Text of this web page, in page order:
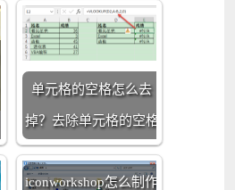
单元格的空格怎么去
掉？去除单元格的空格
iconworkshop怎么制作